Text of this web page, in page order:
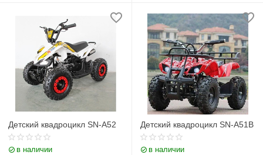
Детский квадроцикл SN-A52
в наличии
Детский квадроцикл SN-A51B
в наличии